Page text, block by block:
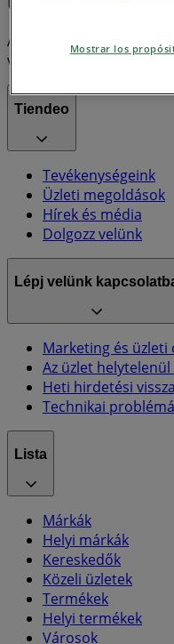
A Tiendeo a Shopfully
világszerte újragondolja
Tiendeo
Tevékenységeink
Üzleti megoldások
Hírek és média
Dolgozz velünk
Lépj velünk
Marketing és üzleti
Az üzlet
Heti hirdetési
Technikai
Lista
Márkák
Helyi márkák
Kereskedők
Közeli üzletek
Termékek
Helyi termékek
Városok
Mostrar los